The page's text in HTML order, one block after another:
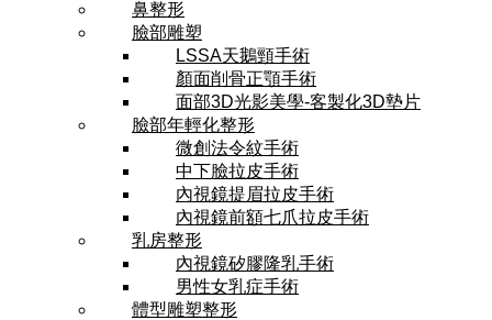
鼻整形
臉部雕塑
LSSA天鵝頸手術
顏面削骨正顎手術
面部3D光影美學-客製化3D墊片
臉部年輕化整形
微創法令紋手術
中下臉拉皮手術
內視鏡提眉拉皮手術
內視鏡前額七爪拉皮手術
乳房整形
內視鏡矽膠隆乳手術
男性女乳症手術
體型雕塑整形